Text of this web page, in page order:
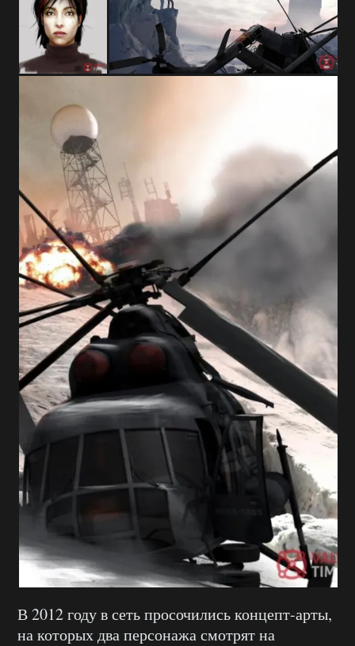
В 2012 году в сеть просочились концепт-арты,
на которых два персонажа смотрят на